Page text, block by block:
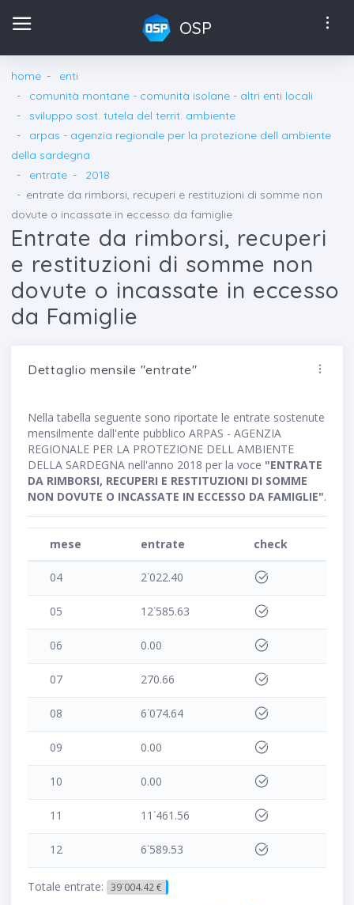
OSP
home
enti
comunità montane - comunità isolane - altri enti locali
sviluppo sost. tutela del territ. ambiente
arpas - agenzia regionale per la protezione dell ambiente
della sardegna
entrate
2018
entrate da rimborsi, recuperi e restituzioni di somme non
dovute o incassate in eccesso da famiglie
Entrate da rimborsi, recuperi
e restituzioni di somme non
dovute o incassate in eccesso
da Famiglie
Dettaglio mensile "entrate"
Nella tabella seguente sono riportate le entrate sostenute
mensilmente dall'ente pubblico ARPAS - AGENZIA
REGIONALE PER LA PROTEZIONE DELL AMBIENTE
DELLA SARDEGNA nell'anno 2018 per la voce "ENTRATE
DA RIMBORSI, RECUPERI E RESTITUZIONI DI SOMME
NON DOVUTE O INCASSATE IN ECCESSO DA FAMIGLIE".
mese entrate check
04 2˙022.40
05 12˙585.63
06 0.00
07 270.66
08 6˙074.64
09 0.00
10 0.00
11 11˙461.56
12 6˙589.53
Totale entrate: 39˙004.42 €